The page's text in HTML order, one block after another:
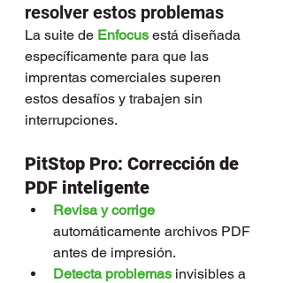
resolver estos problemas
La suite de Enfocus está diseñada
específicamente para que las
imprentas comerciales superen
estos desafíos y trabajen sin
interrupciones.
PitStop Pro: Corrección de
PDF inteligente
Revisa y corrige
automáticamente archivos PDF
antes de impresión.
Detecta problemas invisibles a